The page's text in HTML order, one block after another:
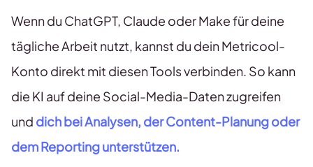
Wenn du ChatGPT, Claude oder Make für deine
tägliche Arbeit nutzt, kannst du dein Metricool-
Konto direkt mit diesen Tools verbinden. So kann
die KI auf deine Social-Media-Daten zugreifen
und dich bei Analysen, der Content-Planung oder
dem Reporting unterstützen.